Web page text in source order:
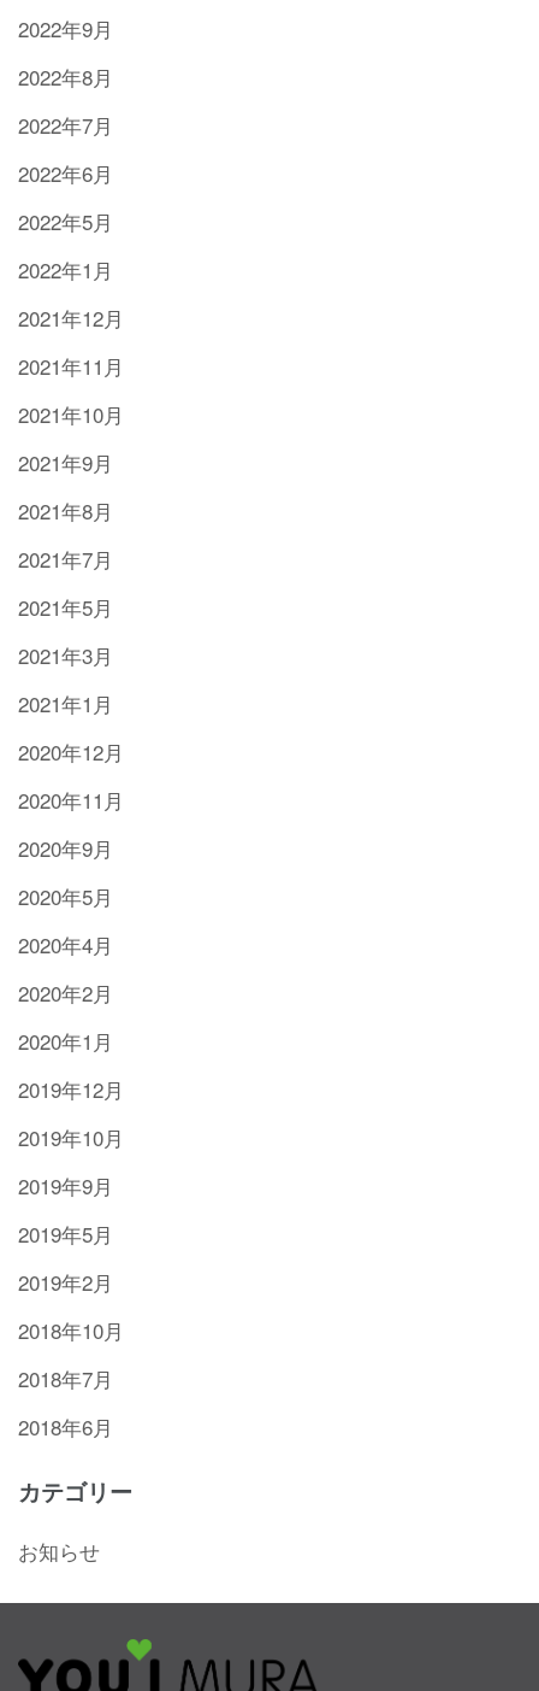
2022年9月
2022年8月
2022年7月
2022年6月
2022年5月
2022年1月
2021年12月
2021年11月
2021年10月
2021年9月
2021年8月
2021年7月
2021年5月
2021年3月
2021年1月
2020年12月
2020年11月
2020年9月
2020年5月
2020年4月
2020年2月
2020年1月
2019年12月
2019年10月
2019年9月
2019年5月
2019年2月
2018年10月
2018年7月
2018年6月
カテゴリー
お知らせ